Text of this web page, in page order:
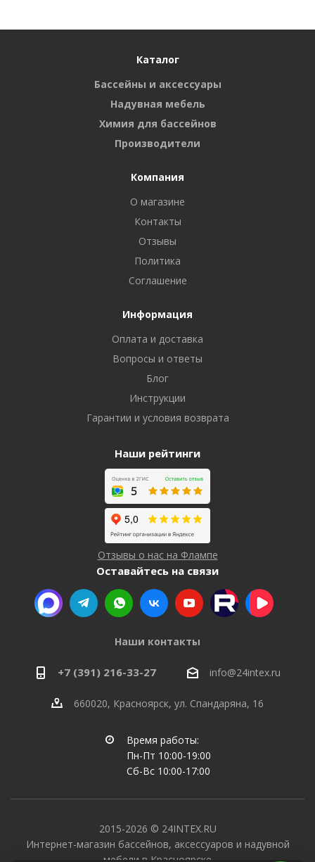
Каталог
Бассейны и аксессуары
Надувная мебель
Химия для бассейнов
Производители
Компания
О магазине
Контакты
Отзывы
Политика
Соглашение
Информация
Оплата и доставка
Вопросы и ответы
Блог
Инструкции
Гарантии и условия возврата
Наши рейтинги
Отзывы о нас на Флампе
Оставайтесь на связи
Наши контакты
+7 (391) 216-33-27 info@24intex.ru
660020, Красноярск, ул. Спандаряна, 16
Время работы:
Пн-Пт 10:00-19:00
Сб-Вс 10:00-17:00
2015-2026 © 24INTEX.RU
Интернет-магазин бассейнов, аксессуаров и надувной